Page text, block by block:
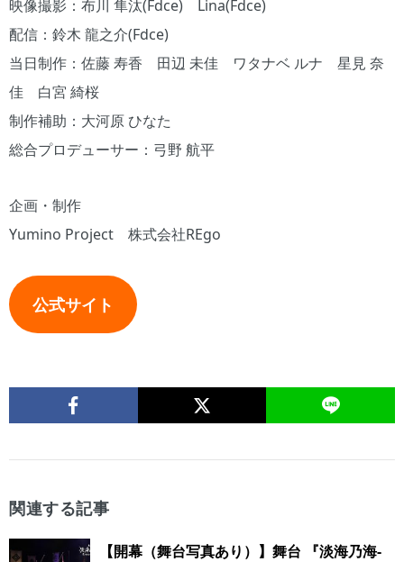
映像撮影：布川 隼汰(Fdce) Lina(Fdce)
配信：鈴木 龍之介(Fdce)
当日制作：佐藤 寿香 田辺 未佳 ワタナベ ルナ 星見 奈
佳 白宮 綺桜
制作補助：大河原 ひなた
総合プロデューサー：弓野 航平
企画・制作
Yumino Project 株式会社REgo
公式サイト
関連する記事
【開幕（舞台写真あり）】舞台 『淡海乃海-